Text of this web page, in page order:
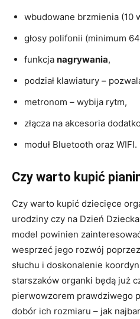
wbudowane brzmienia (10
głosy polifonii (minimum
funkcja nagrywania,
podział klawiatury –
metronom – wybija rytm,
złącza na akcesoria
moduł Bluetooth oraz WIFI.
Czy warto kupić
Czy warto kupić dziecięce
urodziny czy na Dzień
model powinien
wesprzeć jego rozwój
słuchu i doskonalenie
starszaków organki będą już
pierwowzorem prawdziwego
dobór ich rozmiaru – jak